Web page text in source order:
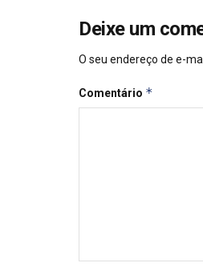
Deixe um
O seu endereço de e-
Comentário *